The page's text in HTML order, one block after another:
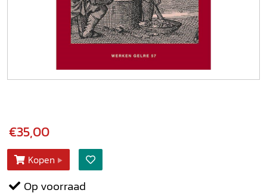
€35,00
Kopen
Op voorraad